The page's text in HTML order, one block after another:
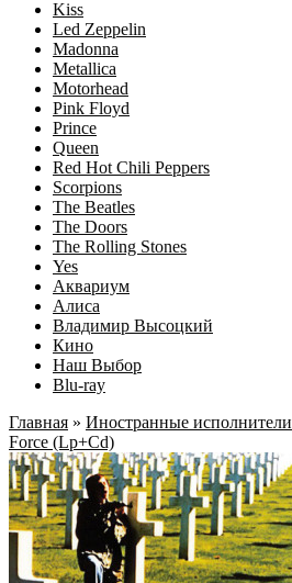
Kiss
Led Zeppelin
Madonna
Metallica
Motorhead
Pink Floyd
Prince
Queen
Red Hot Chili Peppers
Scorpions
The Beatles
The Doors
The Rolling Stones
Yes
Аквариум
Алиса
Владимир Высоцкий
Кино
Наш Выбор
Blu-ray
Главная » Иностранные исполнители
Force (Lp+Cd)